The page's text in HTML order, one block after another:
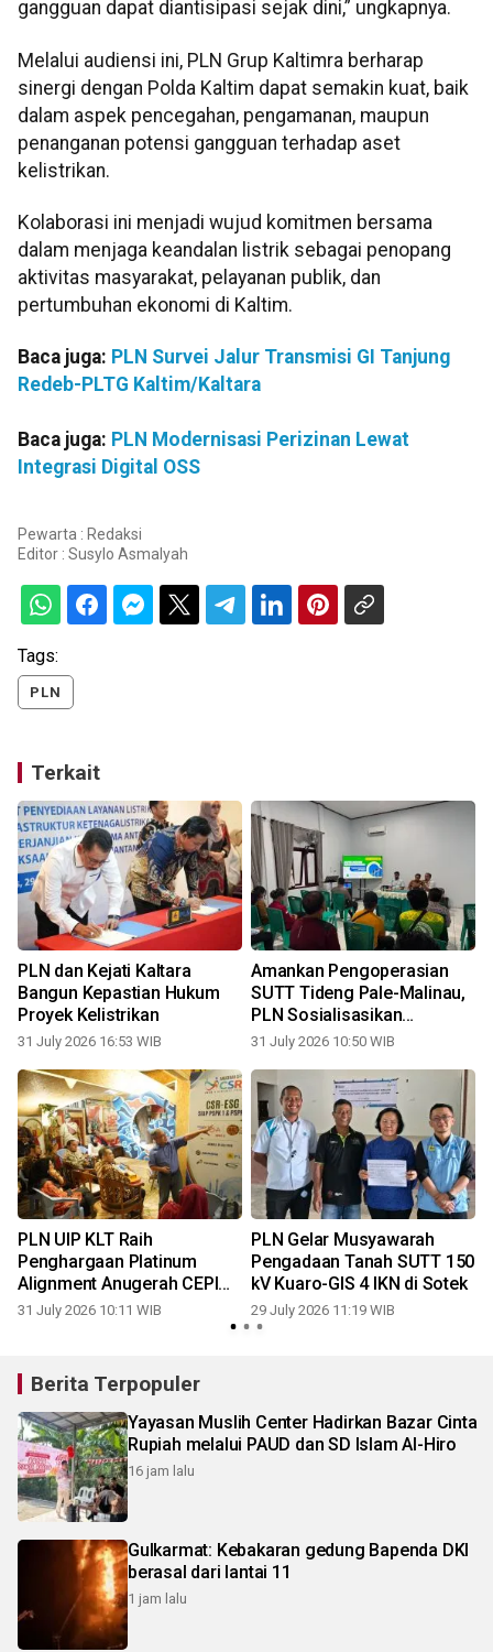
gangguan dapat diantisipasi sejak dini,” ungkapnya.
Melalui audiensi ini, PLN Grup Kaltimra berharap
sinergi dengan Polda Kaltim dapat semakin kuat, baik
dalam aspek pencegahan, pengamanan, maupun
penanganan potensi gangguan terhadap aset
kelistrikan.
Kolaborasi ini menjadi wujud komitmen bersama
dalam menjaga keandalan listrik sebagai penopang
aktivitas masyarakat, pelayanan publik, dan
pertumbuhan ekonomi di Kaltim.
Baca juga: PLN Survei Jalur Transmisi GI Tanjung
Redeb-PLTG Kaltim/Kaltara
Baca juga: PLN Modernisasi Perizinan Lewat
Integrasi Digital OSS
Pewarta : Redaksi
Editor : Susylo Asmalyah
Tags:
PLN
Terkait
PLN dan Kejati Kaltara
Bangun Kepastian Hukum
Proyek Kelistrikan
31 July 2026 16:53 WIB
Amankan Pengoperasian
SUTT Tideng Pale-Malinau,
PLN Sosialisasikan
Pembersihan Tanam
31 July 2026 10:50 WIB
PLN UIP KLT Raih
Penghargaan Platinum
Alignment Anugerah CEPI
CSR UMKM & Koperasi
31 July 2026 10:11 WIB
PLN Gelar Musyawarah
Pengadaan Tanah SUTT 150
kV Kuaro-GIS 4 IKN di Sotek
29 July 2026 11:19 WIB
Berita Terpopuler
Yayasan Muslih Center Hadirkan Bazar Cinta
Rupiah melalui PAUD dan SD Islam Al-Hiro
16 jam lalu
Gulkarmat: Kebakaran gedung Bapenda DKI
berasal dari lantai 11
1 jam lalu